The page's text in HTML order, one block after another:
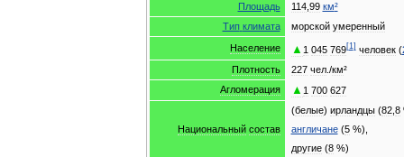
Площадь
114, 99 км²
Тип климата морской умеренный
Население
▲ 1 045 769[1] человек(
Плотность
227 чел./км²
Агломерация
▲ 1 700 627
Национальный состав
(белые) ирландцы(82, 8
англичане(5%),
другие(8%)